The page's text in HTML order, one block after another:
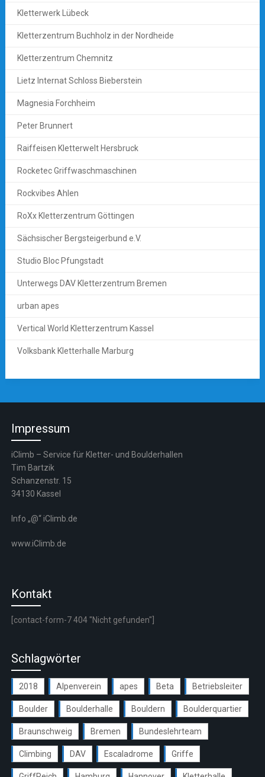
Kletterwerk Lübeck
Kletterzentrum Buchholz in der Nordheide
Kletterzentrum Chemnitz
Lietz Internat Schloss Bieberstein
Magnesia Forchheim
Peter Brunnert
Raiffeisen Kletterwelt Hersbruck
Rocketec Griffwaschmaschinen
Rockvibes Ahlen
RoXx Kletterzentrum Göttingen
Sächsischer Bergsteigerbund e.V.
Studio Bloc Pfungstadt
Unterwegs DAV Kletterzentrum Bremen
urban apes
Vertical World Kletterzentrum Kassel
Volksbank Kletterhalle Marburg
Impressum
iClimb – Service für Kletter- und Boulderhallen
Tim Bartzik
Schanzenstr. 15
34130 Kassel
Info „@“ iClimb.de
www.iClimb.de
Kontakt
[contact-form-7 404 "Nicht gefunden"]
Schlagwörter
2018 Alpenverein apes Beta Betriebsleiter
Boulder Boulderhalle Bouldern Boulderquartier
Braunschweig Bremen Bundeslehrteam
Climbing DAV Escaladrome Griffe